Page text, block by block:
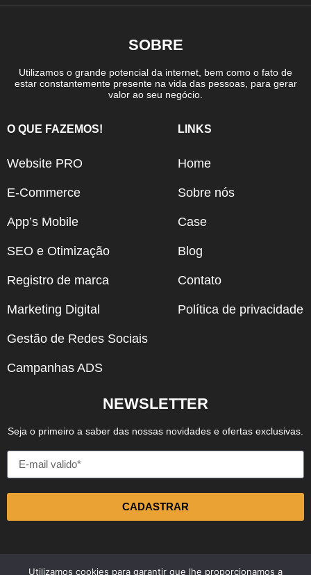
SOBRE
Utilizamos o grande potencial da internet, bem como o fato de
estar constantemente presente na vida das pessoas, para gerar
valor ao seu negócio.
O QUE FAZEMOS!
Website PRO
E-Commerce
App’s Mobile
SEO e Otimização
Registro de marca
Marketing Digital
Gestão de Redes Sociais
Campanhas ADS
LINKS
Home
Sobre nós
Case
Blog
Contato
Política de privacidade
NEWSLETTER
Seja o primeiro a saber das nossas novidades e ofertas exclusivas.
CADASTRAR
Utilizamos cookies para garantir que lhe proporcionamos a